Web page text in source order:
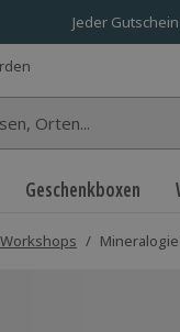
Jeder
Geschenkboxen
/